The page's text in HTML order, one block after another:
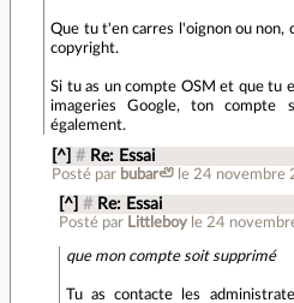
Que tu t'en carres l'oignon ou non,
copyright.
Si tu as un compte OSM et que tu
imageries Google, ton compte
également.
[^] # Re: Essai
Posté par bubar🦥 le 24 novembre
[^] # Re: Essai
Posté par Littleboy le 24
que mon compte soit supprimé
Tu as contacte les